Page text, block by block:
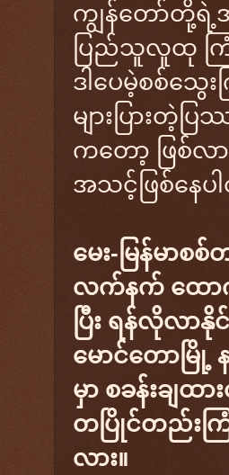
ကျွန်တော်တို့ရဲ့အ
ပြည်သူလူထု ကြုံ
ဒါပေမဲ့စစ်သွေ
များပြားတဲ့
ကတော့ ဖြစ်လ
အသင့်ဖြစ်နေပ
မေး-မြန်မာ
လက်နက် ထောက်
ပြီး ရန်လိုလာ
မောင်တောမြို့
မှာ စခန်းချထ
တပြိုင်တည်းက
လား။